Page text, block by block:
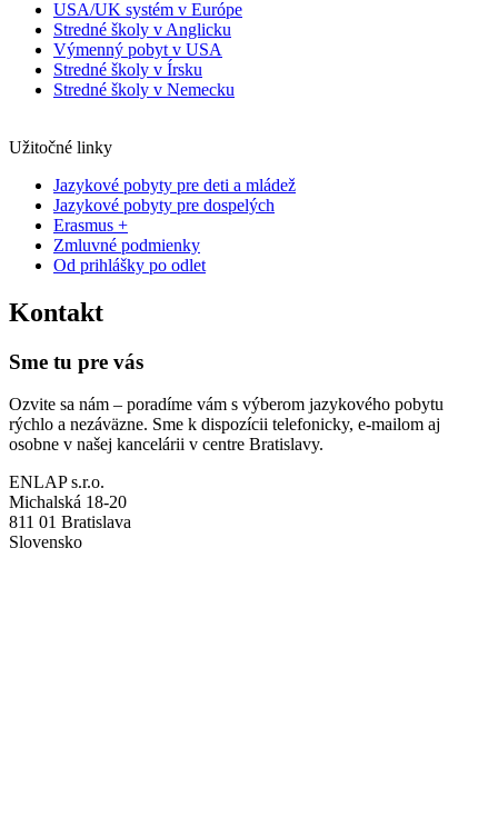
USA/UK systém v Európe
Stredné školy v Anglicku
Výmenný pobyt v USA
Stredné školy v Írsku
Stredné školy v Nemecku
Užitočné linky
Jazykové pobyty pre deti a mládež
Jazykové pobyty pre dospelých
Erasmus +
Zmluvné podmienky
Od prihlášky po odlet
Kontakt
Sme tu pre vás
Ozvite sa nám – poradíme vám s výberom jazykového pobytu
rýchlo a nezáväzne. Sme k dispozícii telefonicky, e-mailom aj
osobne v našej kancelárii v centre Bratislavy.
ENLAP s.r.o.
Michalská 18-20
811 01 Bratislava
Slovensko